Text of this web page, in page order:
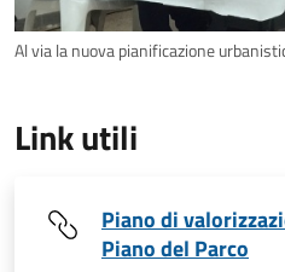
Al via la nuova pianificazione
Link utili
Piano di
Piano del Parco